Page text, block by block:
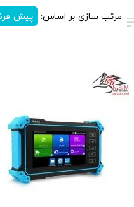
مرتب سازی بر اساس: پیش